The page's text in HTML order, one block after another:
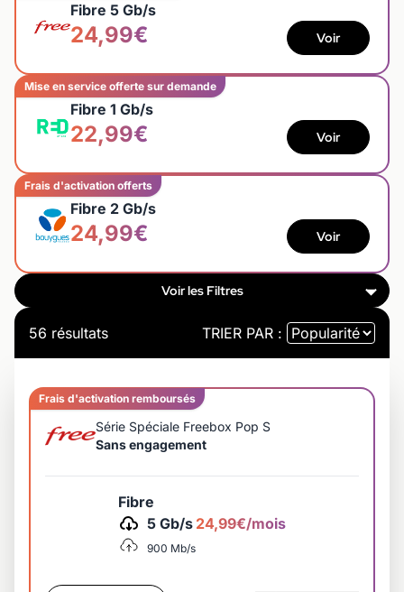
Fibre 5 Gb/s
24,99€ Voir
Mise en service offerte sur demande
Fibre 1 Gb/s
22,99€ Voir
Frais d'activation offerts
Fibre 2 Gb/s
24,99€ Voir
Voir les Filtres
56 résultats TRIER PAR :
Frais d'activation remboursés
Série Spéciale Freebox Pop S
Sans engagement
Fibre
5 Gb/s
900 Mb/s
24,99€/mois